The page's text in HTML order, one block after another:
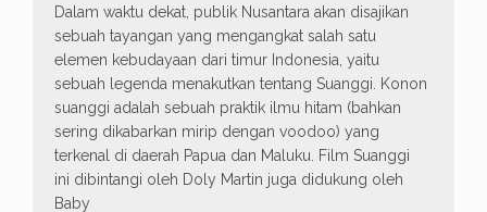
Dalam waktu dekat, publik Nusantara akan disajikan
sebuah tayangan yang mengangkat salah satu
elemen kebudayaan dari timur Indonesia, yaitu
sebuah legenda menakutkan tentang Suanggi. Konon
suanggi adalah sebuah praktik ilmu hitam (bahkan
sering dikabarkan mirip dengan voodoo) yang
terkenal di daerah Papua dan Maluku. Film Suanggi
ini dibintangi oleh Doly Martin juga didukung oleh
Baby